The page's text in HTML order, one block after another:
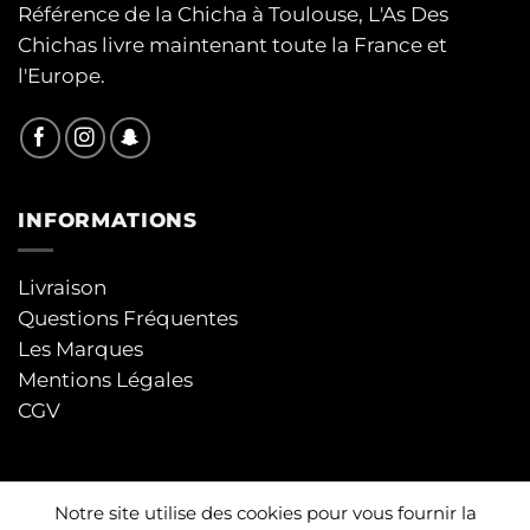
Référence de la Chicha à Toulouse, L'As Des
Chichas livre maintenant toute la France et
l'Europe.
INFORMATIONS
Livraison
Questions Fréquentes
Les Marques
Mentions Légales
CGV
Notre site utilise des cookies pour vous fournir la